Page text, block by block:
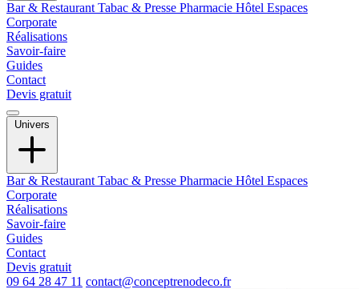
Bar & Restaurant Tabac & Presse Pharmacie Hôtel Espaces
Corporate
Réalisations
Savoir-faire
Guides
Contact
Devis gratuit
Univers
Bar & Restaurant Tabac & Presse Pharmacie Hôtel Espaces
Corporate
Réalisations
Savoir-faire
Guides
Contact
Devis gratuit
09 64 28 47 11 contact@conceptrenodeco.fr